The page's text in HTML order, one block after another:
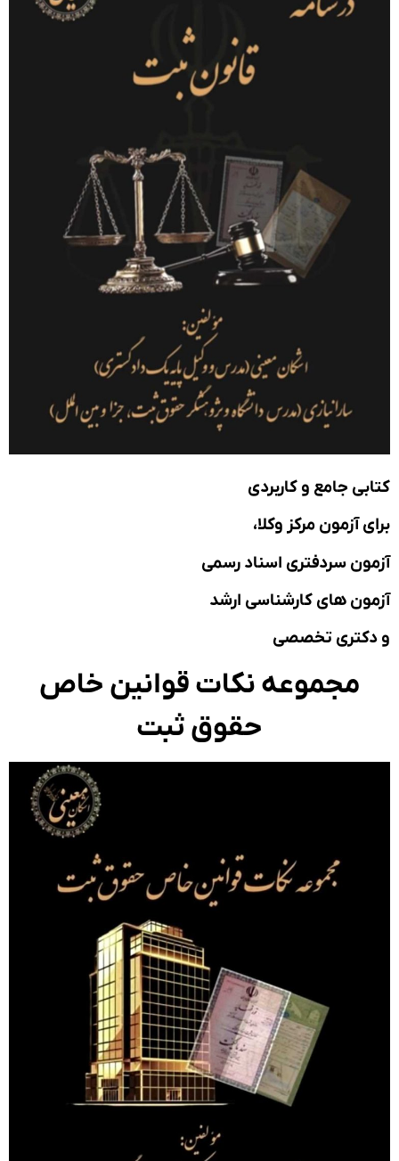
جامع و کاربردی
آزمون مرکز وکلا،
سردفتری اسناد رسمی
های کارشناسی ارشد
تخصصی
مجموعه نکات قوانین خاص
حقوق ثبت